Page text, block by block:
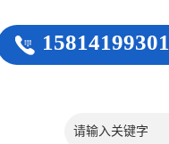
15814199301